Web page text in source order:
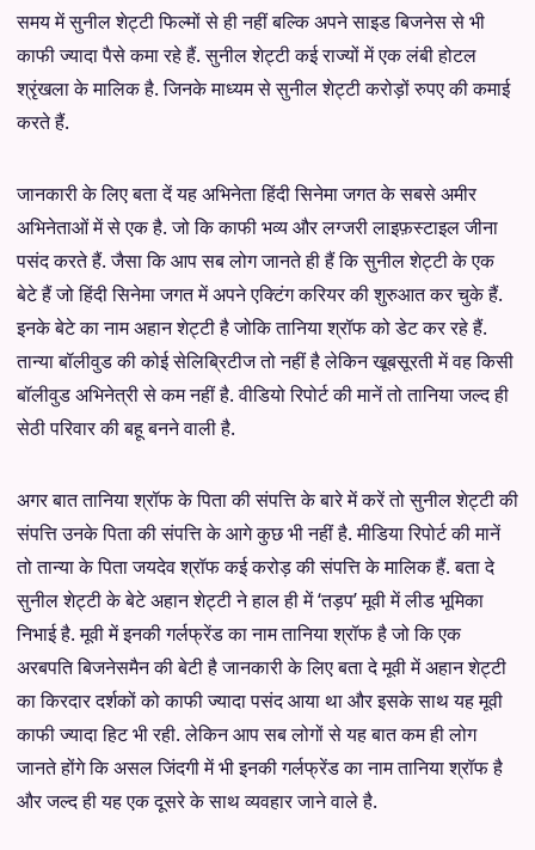
समय में सुनील शेट्टी फिल्मों से ही नहीं बल्कि अपने साइड बिजनेस से भी
काफी ज्यादा पैसे कमा रहे हैं. सुनील शेट्टी कई राज्यों में एक लंबी होटल
श्रृंखला के मालिक है. जिनके माध्यम से सुनील शेट्टी करोड़ों रुपए की कमाई
करते हैं.
जानकारी के लिए बता दें यह अभिनेता हिंदी सिनेमा जगत के सबसे अमीर
अभिनेताओं में से एक है. जो कि काफी भव्य और लग्जरी लाइफ़स्टाइल जीना
पसंद करते हैं. जैसा कि आप सब लोग जानते ही हैं कि सुनील शेट्टी के एक
बेटे हैं जो हिंदी सिनेमा जगत में अपने एक्टिंग करियर की शुरुआत कर चुके हैं.
इनके बेटे का नाम अहान शेट्टी है जोकि तानिया श्रॉफ को डेट कर रहे हैं.
तान्या बॉलीवुड की कोई सेलिब्रिटीज तो नहीं है लेकिन खूबसूरती में वह किसी
बॉलीवुड अभिनेत्री से कम नहीं है. वीडियो रिपोर्ट की मानें तो तानिया जल्द ही
सेठी परिवार की बहू बनने वाली है.
अगर बात तानिया श्रॉफ के पिता की संपत्ति के बारे में करें तो सुनील शेट्टी की
संपत्ति उनके पिता की संपत्ति के आगे कुछ भी नहीं है. मीडिया रिपोर्ट की मानें
तो तान्या के पिता जयदेव श्रॉफ कई करोड़ की संपत्ति के मालिक हैं. बता दे
सुनील शेट्टी के बेटे अहान शेट्टी ने हाल ही में ‘तड़प’ मूवी में लीड भूमिका
निभाई है. मूवी में इनकी गर्लफ्रेंड का नाम तानिया श्रॉफ है जो कि एक
अरबपति बिजनेसमैन की बेटी है जानकारी के लिए बता दे मूवी में अहान शेट्टी
का किरदार दर्शकों को काफी ज्यादा पसंद आया था और इसके साथ यह मूवी
काफी ज्यादा हिट भी रही. लेकिन आप सब लोगों से यह बात कम ही लोग
जानते होंगे कि असल जिंदगी में भी इनकी गर्लफ्रेंड का नाम तानिया श्रॉफ है
और जल्द ही यह एक दूसरे के साथ व्यवहार जाने वाले है.